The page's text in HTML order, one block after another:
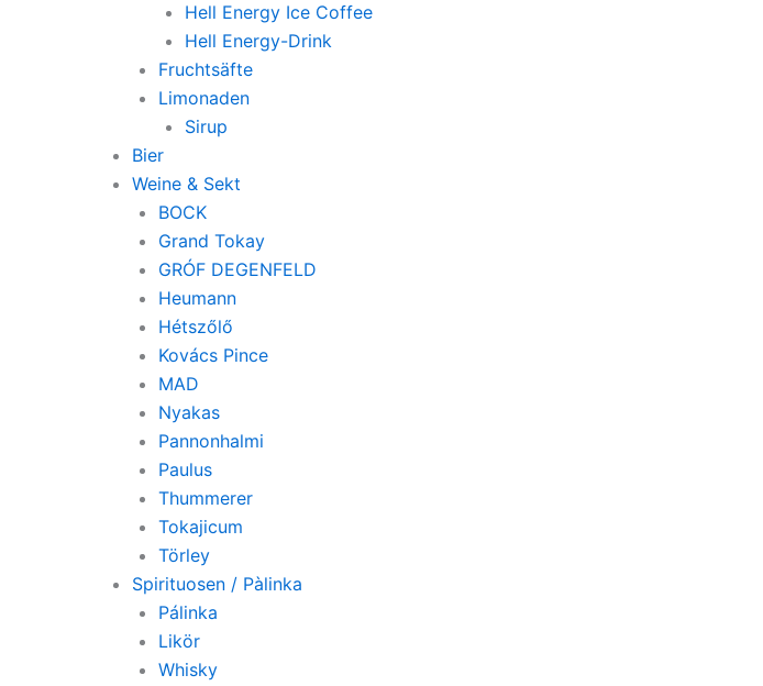
Hell Energy Ice Coffee
Hell Energy-Drink
Fruchtsäfte
Limonaden
Sirup
Bier
Weine & Sekt
BOCK
Grand Tokay
GRÓF DEGENFELD
Heumann
Hétszőlő
Kovács Pince
MAD
Nyakas
Pannonhalmi
Paulus
Thummerer
Tokajicum
Törley
Spirituosen / Pàlinka
Pálinka
Likör
Whisky